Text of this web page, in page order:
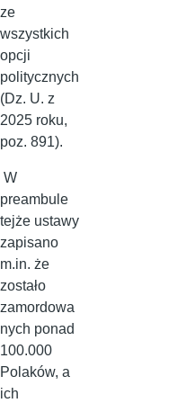
ze
wszystkich
opcji
politycznych
(Dz. U. z
2025 roku,
poz. 891).
W
preambule
tejże ustawy
zapisano
m.in. że
zostało
zamordowa
nych ponad
100.000
Polaków, a
ich